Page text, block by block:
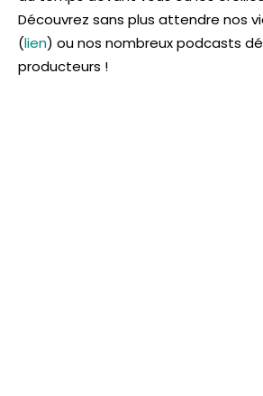
Découvrez sans plus attendre nos
(lien) ou nos nombreux podcasts
producteurs !